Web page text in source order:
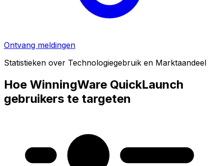
Ontvang meldingen
Statistieken over Technologiegebruik en Marktaandeel
Hoe WinningWare QuickLaunch
gebruikers te targeten